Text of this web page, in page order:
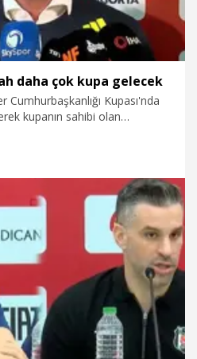
daha çok kupa gelecek
Cumhurbaşkanlığı Kupası'nda
kupanın sahibi olan